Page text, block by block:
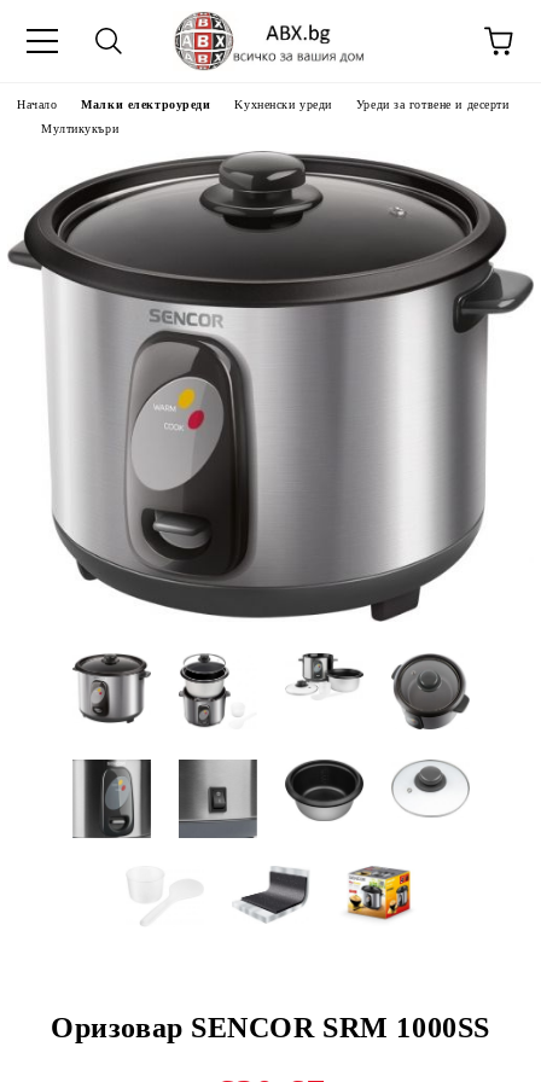
Начало Малки електроуреди Kухненски уреди
Уреди за готвене и десерти
Мултикукъри
Оризовар SENCOR SRM 1000SS